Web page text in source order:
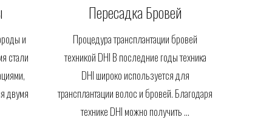
и
стали
двумя
Пересадка Бровей
Процедура трансплантации бровей
техникой DHI В последние годы техника
DHI широко используется для
трансплантации волос и бровей. Благодаря
технике DHI можно получить ...